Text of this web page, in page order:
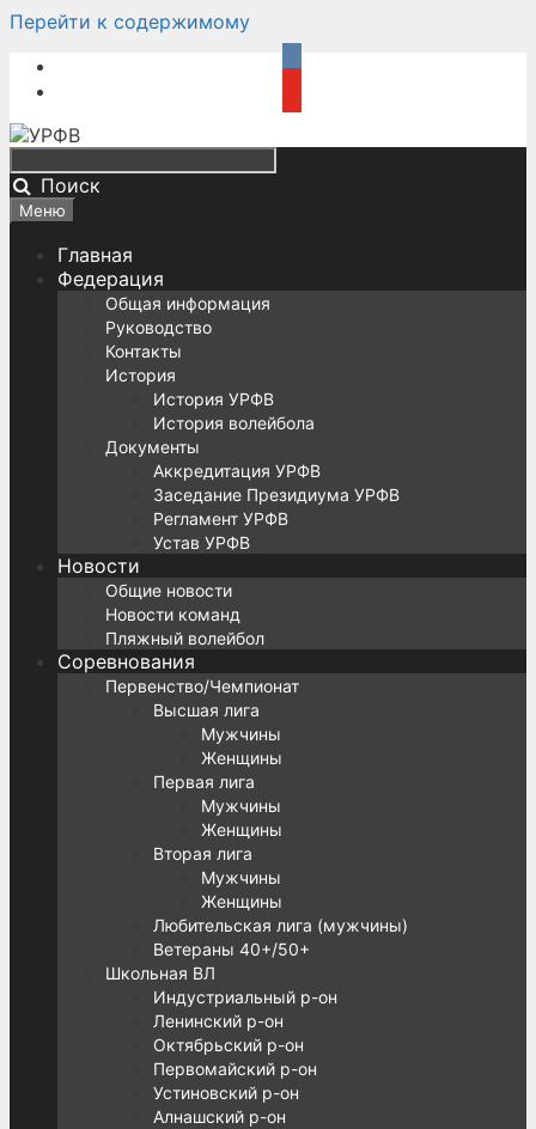
Перейти к содержимому
Поиск
Меню
Главная
Федерация
Общая информация
Руководство
Контакты
История
История УРФВ
История волейбола
Документы
Аккредитация УРФВ
Заседание Президиума УРФВ
Регламент УРФВ
Устав УРФВ
Новости
Общие новости
Новости команд
Пляжный волейбол
Соревнования
Первенство/Чемпионат
Высшая лига
Мужчины
Женщины
Первая лига
Мужчины
Женщины
Вторая лига
Мужчины
Женщины
Любительская лига (мужчины)
Ветераны 40+/50+
Школьная ВЛ
Индустриальный р-он
Ленинский р-он
Октябрьский р-он
Первомайский р-он
Устиновский р-он
Алнашский р-он